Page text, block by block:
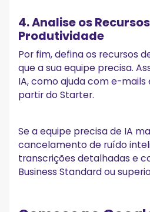
4. Analise os
Produtividade
Por fim, defina os recursos
que a sua equipe precisa.
IA, como ajuda com e-mails
partir do Starter.
Se a equipe precisa de IA
cancelamento de ruído
transcrições detalhadas e
Business Standard ou